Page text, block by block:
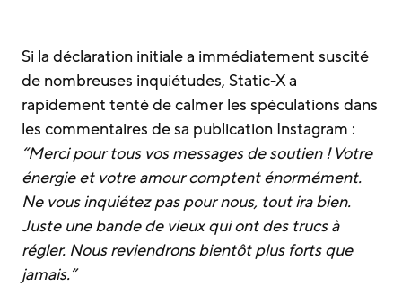
Si la déclaration initiale a immédiatement suscité
de nombreuses inquiétudes, Static-X a
rapidement tenté de calmer les spéculations dans
les commentaires de sa publication Instagram :
“Merci pour tous vos messages de soutien ! Votre
énergie et votre amour comptent énormément.
Ne vous inquiétez pas pour nous, tout ira bien.
Juste une bande de vieux qui ont des trucs à
régler. Nous reviendrons bientôt plus forts que
jamais.”